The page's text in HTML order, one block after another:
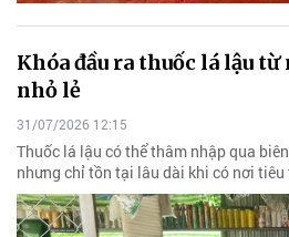
Khóa đầu ra thuốc lá lậu
nhỏ lẻ
31/07/2026 12:15
Thuốc lá lậu có thể thâm nhập qua
nhưng chỉ tồn tại lâu dài khi có nơi